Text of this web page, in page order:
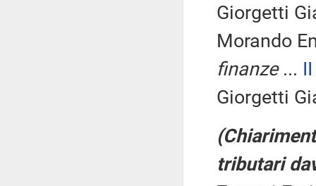
Giorgetti
Morando
finanze... II
Giorgetti
tributari